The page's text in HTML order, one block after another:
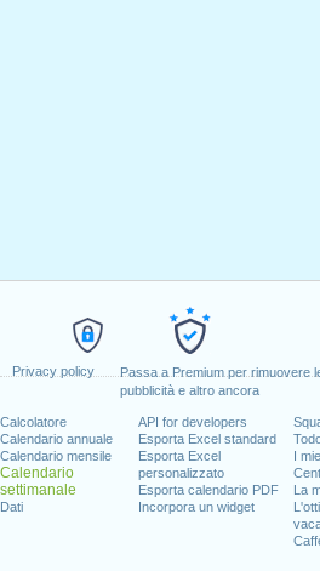
Privacy policy
Passa a Premium per rimuovere
pubblicità e altro ancora
Calcolatore
Calendario annuale
Calendario mensile
Calendario
settimanale
Dati
API for developers
Esporta Excel standard
Esporta Excel
personalizzato
Esporta calendario PDF
Incorpora un widget
I
La